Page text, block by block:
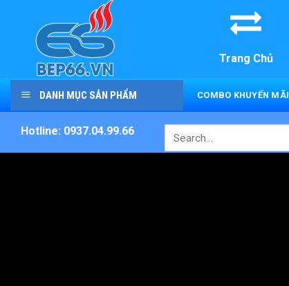
content
Trang Chủ
DANH MỤC SẢN PHẨM COMBO KHUYẾN MÃI
Hotline: 0937.04.99.66
Search
for: